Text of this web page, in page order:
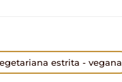
estrita - vegana